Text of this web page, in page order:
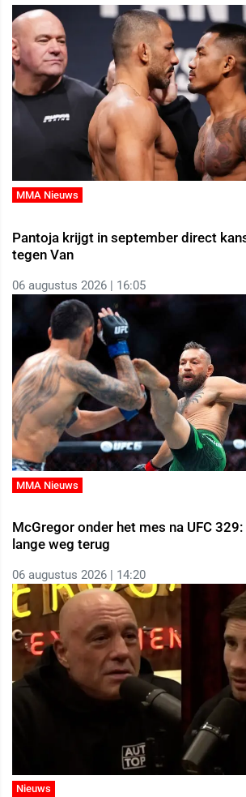
MMA Nieuws
Pantoja krijgt in september direct
tegen Van
06 augustus 2026 | 16:05
MMA Nieuws
McGregor onder het mes na UFC
lange weg terug
06 augustus 2026 | 14:20
Nieuws